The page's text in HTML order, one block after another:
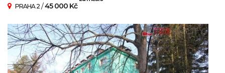
PRAHA 2 /45 000 Kč